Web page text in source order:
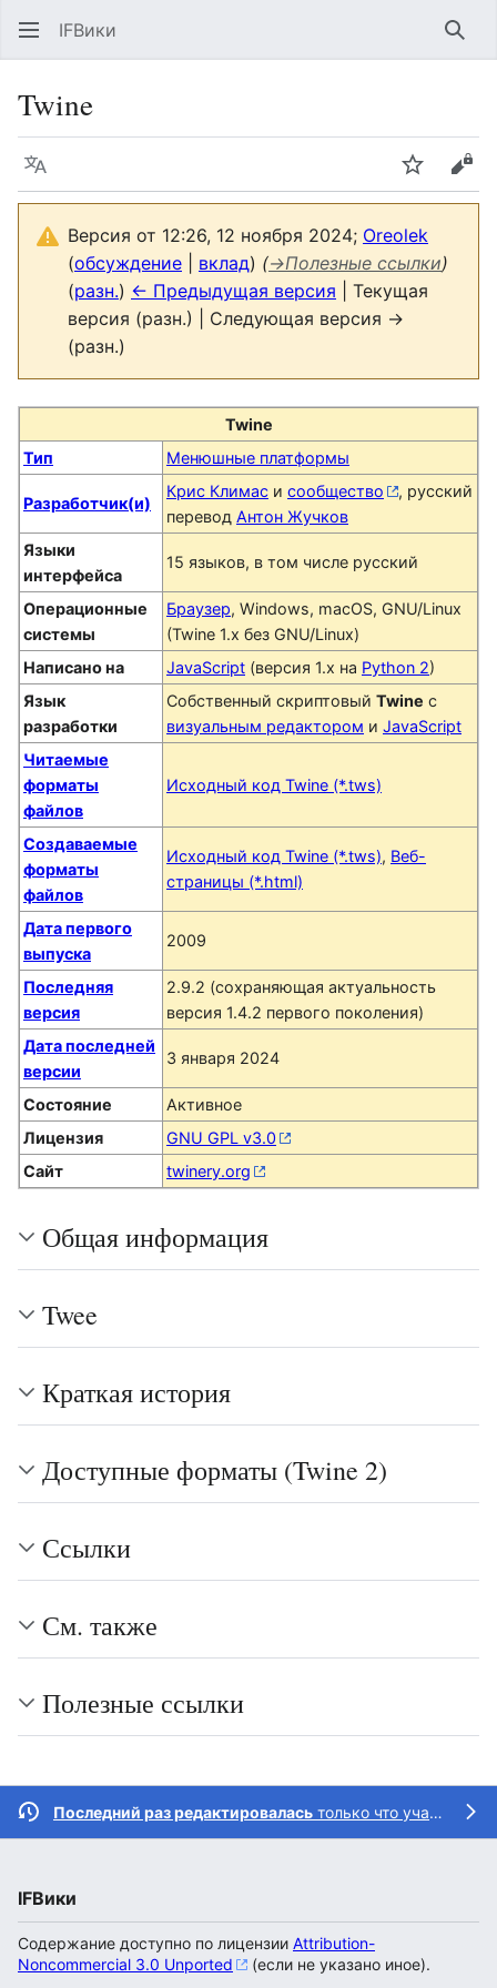
IFВики
Twine
Язык Следить
Версия от 12:26, 12 ноября 2024; Oreolek
(обсуждение вклад) (→Полезные ссылки)
(разн.) ← Предыдущая версия | Текущая
версия (разн.) | Следующая версия →
(разн.)
Twine
Тип
Менюшные платформы
Разработчик(и)
Крис Климас и сообщество
, русский
перевод Антон Жучков
Языки
интерфейса
15 языков, в том числе русский
Операционные
системы
Браузер, Windows, macOS, GNU/Linux
(Twine 1.x без GNU/Linux)
Написано на
JavaScript (версия 1.x на Python 2)
Язык
разработки
Собственный скриптовый Twine с
визуальным редактором и JavaScript
Читаемые
форматы
файлов
Исходный код Twine (*.tws)
Создаваемые
форматы
файлов
Исходный код Twine (*.tws), Веб-
страницы (*.html)
Дата первого
выпуска
2009
Последняя
версия
2.9.2 (сохраняющая актуальность
версия 1.4.2 первого поколения)
Дата последней
версии
3 января 2024
Состояние
Активное
Лицензия
GNU GPL v3.0
Сайт
twinery.org
Общая информация
Twee
Краткая история
Доступные форматы (Twine 2)
Ссылки
См. также
Полезные ссылки
Последний раз редактировалась только что участником
IFВики
Содержание доступно по лицензии Attribution-
Noncommercial 3.0 Unported
(если не указано иное).